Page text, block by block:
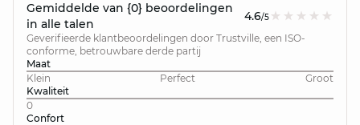
Gemiddelde van {0} beoordelingen
in alle talen
4.6/5
Geverifieerde klantbeoordelingen door Trustville, een ISO-
conforme, betrouwbare derde partij
Maat
Klein
Perfect
Groot
Kwaliteit
0
Confort